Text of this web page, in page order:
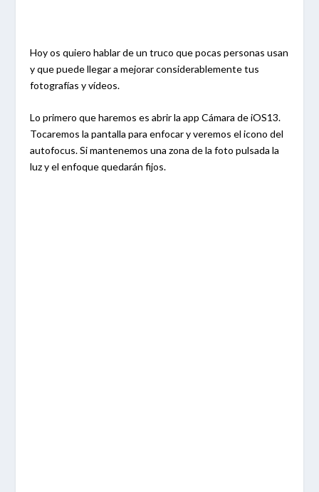
Hoy os quiero hablar de un truco que pocas personas usan
y que puede llegar a mejorar considerablemente tus
fotografías y vídeos.
Lo primero que haremos es abrir la app Cámara de iOS13.
Tocaremos la pantalla para enfocar y veremos el icono del
autofocus. Si mantenemos una zona de la foto pulsada la
luz y el enfoque quedarán fijos.